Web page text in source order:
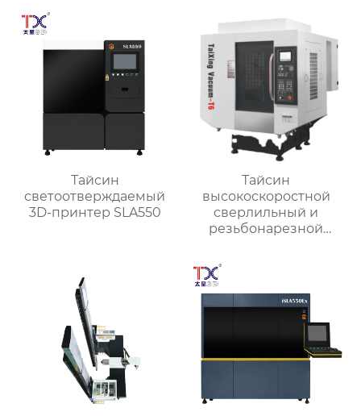
Тайсин
светоотверждаемый
3D-принтер SLA550
Тайсин
высокоскоростной
сверлильный и
резьбонарезной